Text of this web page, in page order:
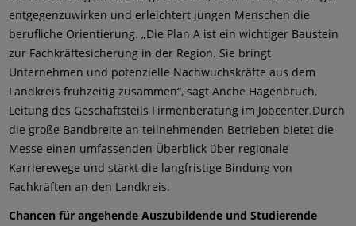
entgegenzuwirken und erleichtert jungen Menschen die
berufliche Orientierung. „Die Plan A ist ein wichtiger Baustein
zur Fachkräftesicherung in der Region. Sie bringt
Unternehmen und potenzielle Nachwuchskräfte aus dem
Landkreis frühzeitig zusammen“, sagt Anche Hagenbruch,
Leitung des Geschäftsteils Firmenberatung im Jobcenter.Durch
die große Bandbreite an teilnehmenden Betrieben bietet die
Messe einen umfassenden Überblick über regionale
Karrierewege und stärkt die langfristige Bindung von
Fachkräften an den Landkreis.
Chancen für angehende Auszubildende und Studierende